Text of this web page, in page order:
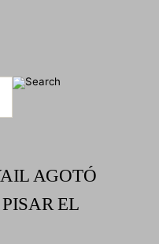
AGOTÓ
EL